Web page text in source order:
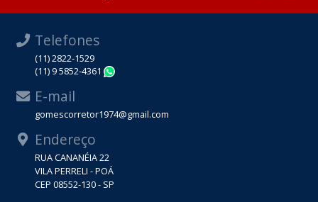
Telefones
(11) 2822-1529
(11) 9 5852-4361
E-mail
gomescorretor1974@gmail.com
Endereço
RUA CANANÉIA 22
VILA PERRELI - POÁ
CEP 08552-130 - SP